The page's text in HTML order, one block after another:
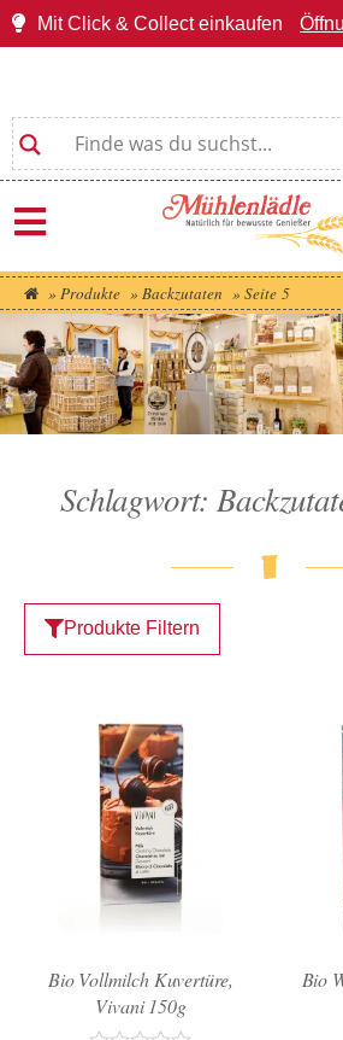
Mit Click & Collect einkaufen
» Produkte » Backzutaten » Seite 5
Schlagwort:
Produkte Filtern
Bio Vollmilch Kuvertüre,
Vivani 150g
Bio